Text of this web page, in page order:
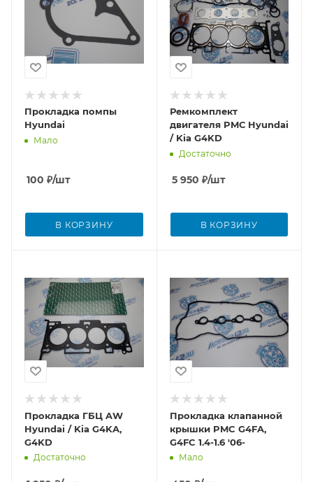
Прокладка помпы
Hyundai
Мало
100 ₽/шт
В КОРЗИНУ
Ремкомплект
двигателя PMС Hyundai
/ Kia G4KD
Достаточно
5 950 ₽/шт
В КОРЗИНУ
Прокладка ГБЦ AW
Hyundai / Kia G4KA,
G4KD
Достаточно
Прокладка клапанной
крышки PMC G4FA,
G4FC 1.4-1.6 '06-
Мало